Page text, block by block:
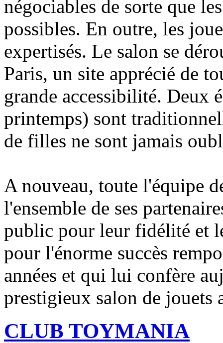
négociables de sorte que
possibles. En outre, les
expertisés. Le salon se
Paris, un site apprécié de
grande accessibilité. Deux
printemps) sont
de filles ne sont jamais
A nouveau, toute l'équipe
l'ensemble de ses
public pour leur fidélité et
pour l'énorme succès
années et qui lui confère
prestigieux salon de jouets
CLUB TOYMANIA